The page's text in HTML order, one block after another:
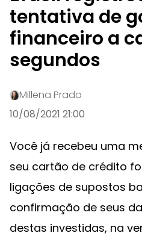
tentativa de
financeiro a
segundos
Millena Prado
10/08/2021 21:00
Você já recebeu uma
seu cartão de crédito
ligações de supostos
confirmação de seus
destas investidas, na